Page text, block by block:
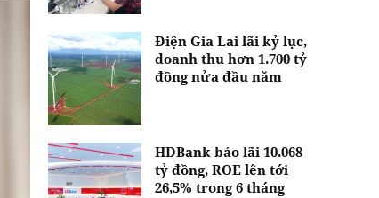
Điện Gia Lai lãi kỷ lục,
doanh thu hơn 1.700 tỷ
đồng nửa đầu năm
HDBank báo lãi 10.068
tỷ đồng, ROE lên tới
26,5% trong 6 tháng